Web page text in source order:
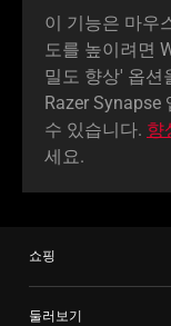
이 기능은 마우
도를 높이려면
밀도 향상' 옵션
Razer
수 있습니다. 향
세요.
쇼핑
둘러보기